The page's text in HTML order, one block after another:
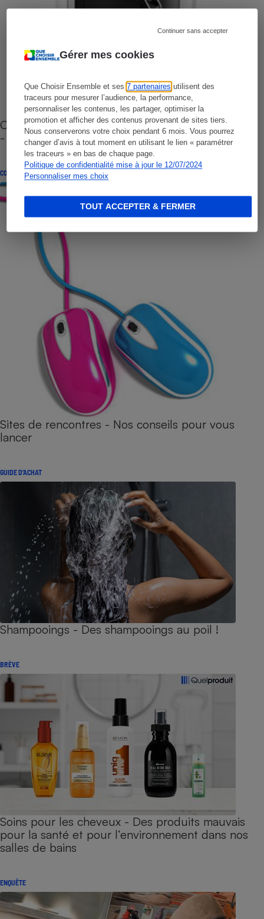
Gérer mes cookies
Que Choisir Ensemble et ses7 partenaires utilisent des
traceurs pour mesurer l’audience, la performance,
personnaliser les contenus, les partager, optimiser la
promotion et afficher des contenus provenant de sites tiers.
Nous conserverons votre choix pendant 6 mois. Vous pourrez
changer d’avis à tout moment en utilisant le lien « paramétrer
les traceurs » en bas de chaque page.
Politique de confidentialité mise à jour le 12/07/2024
Personnaliser mes choix
Continuer sans accepter
TOUT ACCEPTER & FERMER
Cafetière à capsules zéro déchet CoffeeB (vidéo)
- Premières impressions
CONSEILS
Sites de rencontres - Nos conseils pour vous
lancer
GUIDE D'ACHAT
Shampooings - Des shampooings au poil !
BRÈVE
Soins pour les cheveux - Des produits mauvais
pour la santé et pour l’environnement dans nos
salles de bains
ENQUÊTE